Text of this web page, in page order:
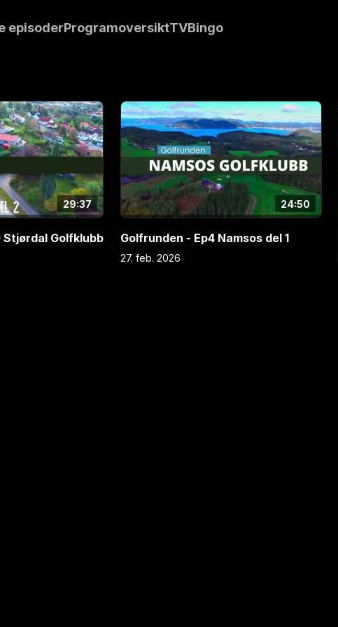
episoderProgramoversiktTVBingo
29:37
Stjørdal Golfklubb
24:50
Golfrunden - Ep4 Namsos del 1
27. feb. 2026